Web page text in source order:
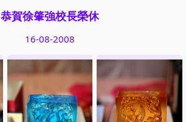
恭賀徐肇強校長榮休
16-08-2008